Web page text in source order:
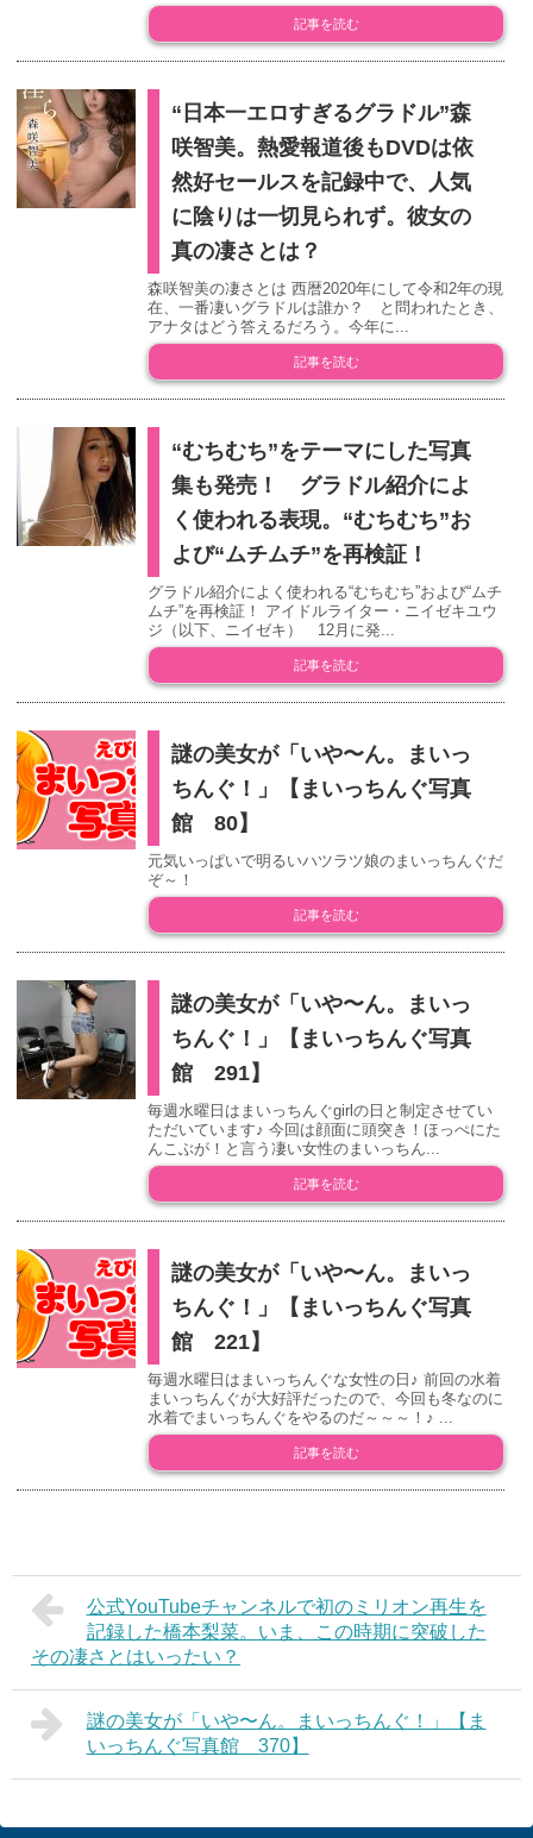
記事を読む
“日本一エロすぎるグラドル”森
咲智美。熱愛報道後もDVDは依
然好セールスを記録中で、人気
に陰りは一切見られず。彼女の
真の凄さとは？
森咲智美の凄さとは 西暦2020年にして令和2年の現
在、一番凄いグラドルは誰か？ と問われたとき、
アナタはどう答えるだろう。今年に...
記事を読む
“むちむち”をテーマにした写真
集も発売！ グラドル紹介によ
く使われる表現。“むちむち”お
よび“ムチムチ”を再検証！
グラドル紹介によく使われる“むちむち”および“ムチ
ムチ”を再検証！ アイドルライター・ニイゼキユウ
ジ（以下、ニイゼキ） 12月に発...
記事を読む
謎の美女が「いや〜ん。まいっ
ちんぐ！」【まいっちんぐ写真
館 80】
元気いっぱいで明るいハツラツ娘のまいっちんぐだ
ぞ～！
記事を読む
謎の美女が「いや〜ん。まいっ
ちんぐ！」【まいっちんぐ写真
館 291】
毎週水曜日はまいっちんぐgirlの日と制定させてい
ただいています♪ 今回は顔面に頭突き！ほっぺにた
んこぶが！と言う凄い女性のまいっちん...
記事を読む
謎の美女が「いや〜ん。まいっ
ちんぐ！」【まいっちんぐ写真
館 221】
毎週水曜日はまいっちんぐな女性の日♪ 前回の水着
まいっちんぐが大好評だったので、今回も冬なのに
水着でまいっちんぐをやるのだ～～～！♪ ...
記事を読む
公式YouTubeチャンネルで初のミリオン再生を
記録した橋本梨菜。いま、この時期に突破した
その凄さとはいったい？
謎の美女が「いや〜ん。まいっちんぐ！」【ま
いっちんぐ写真館 370】